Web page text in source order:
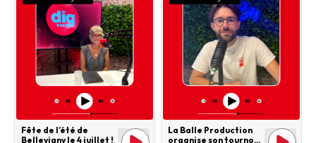
Fête de l’été de
Bellevigny le 4 juillet !
La Balle Production
organise son tournoi